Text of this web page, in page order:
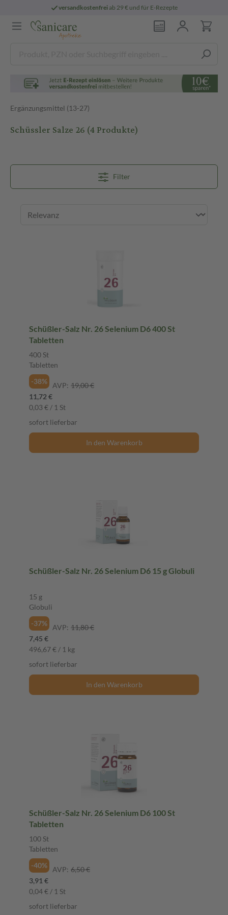
versandkostenfreiab 29 € und für E-Rezepte
Ergänzungsmittel (13-27)
Schüssler Salze 26(4 Produkte)
Filter
Schüßler-Salz Nr. 26 Selenium D6 400 St
Tabletten
400 St
Tabletten
-38%
AVP: 19,00 €
11,72 €
0,03 € / 1 St
sofort lieferbar
In den Warenkorb
Schüßler-Salz Nr. 26 Selenium D6 15 g Globuli
15 g
Globuli
-37%
AVP: 11,80 €
7,45 €
496,67 € / 1 kg
sofort lieferbar
In den Warenkorb
Schüßler-Salz Nr. 26 Selenium D6 100 St
Tabletten
100 St
Tabletten
-40%
AVP: 6,50 €
3,91 €
0,04 € / 1 St
sofort lieferbar